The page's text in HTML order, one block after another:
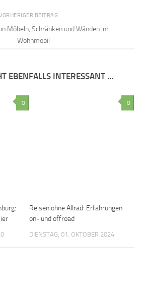
BEITRAG
Möbeln, Schränken und Wänden im
Wohnmobil
EBENFALLS INTERESSANT …
0 0
Reisen ohne Allrad: Erfahrungen
on- und offroad
DIENSTAG, 01. OKTOBER 2024